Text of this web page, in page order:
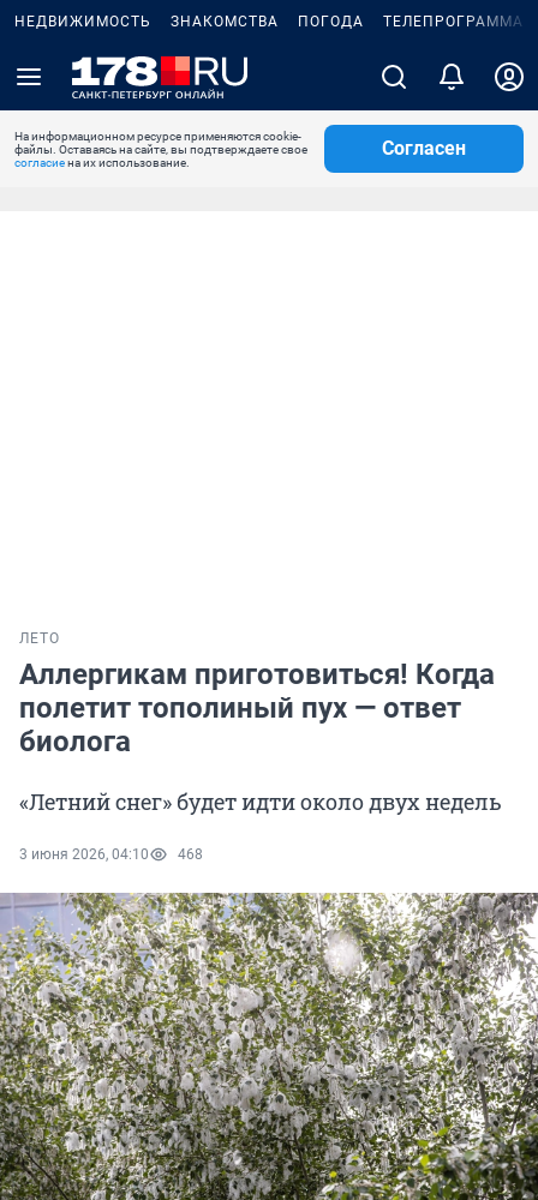
НЕДВИЖИМОСТЬ ЗНАКОМСТВА ПОГОДА ТЕЛЕПРОГРАММА
На информационном ресурсе применяются cookie-
файлы. Оставаясь на сайте, вы подтверждаете свое
согласиена их использование.
Согласен
ЛЕТО
Аллергикам приготовиться! Когда
полетит тополиный пух — ответ
биолога
«Летний снег» будет идти около двух недель
3 июня 2026, 04:10 468